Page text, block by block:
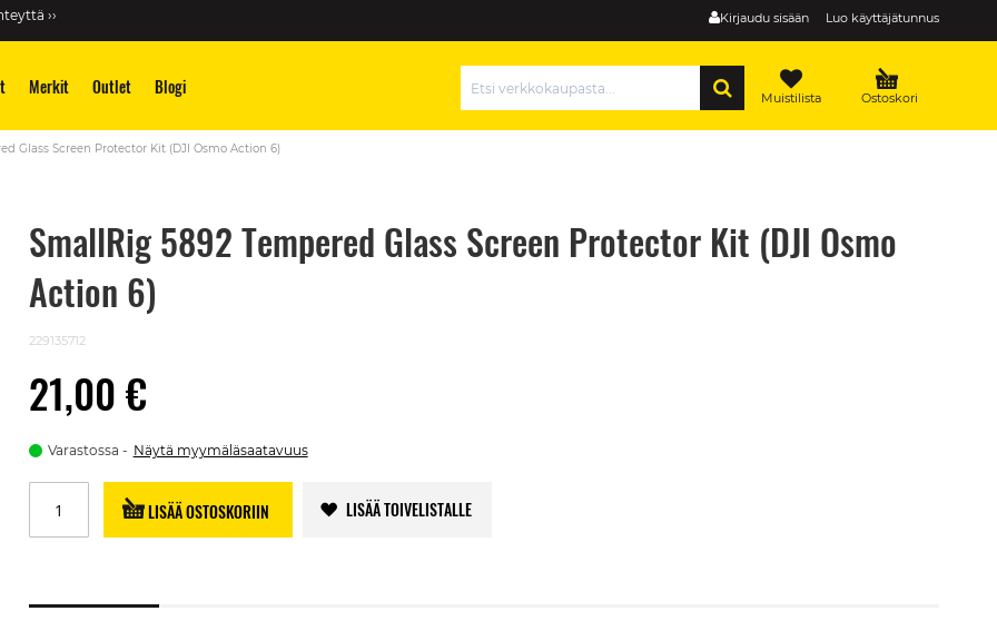
Kirjaudu sisään Luo käyttäjätunnus
››
Merkit Outlet Blogi Ostoskori
Muistilista
Glass Screen Protector Kit (DJI Osmo Action 6)
SmallRig 5892 Tempered Glass Screen Protector Kit (DJI Osmo
Action 6)
229135712
21,00 €
Varastossa Näytä myymäläsaatavuus
LISÄÄ OSTOSKORIIN LISÄÄ TOIVELISTALLE